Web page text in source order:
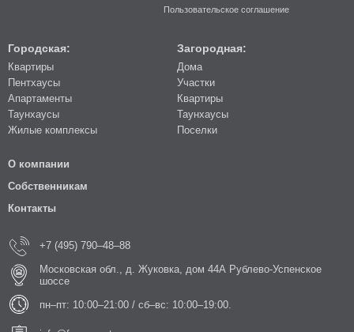
Пользовательское соглашение
Городская:
Квартиры
Пентхаусы
Апартаменты
Таунхаусы
Жилые комплексы
Загородная:
Дома
Участки
Квартиры
Таунхаусы
Поселки
О компании
Собственникам
Контакты
+7 (495) 790–48–88
Московская обл., д. Жуковка, дом 44А Рублево-Успенское
шоссе
пн–пт: 10:00–21:00 / сб–вс: 10:00–19:00.